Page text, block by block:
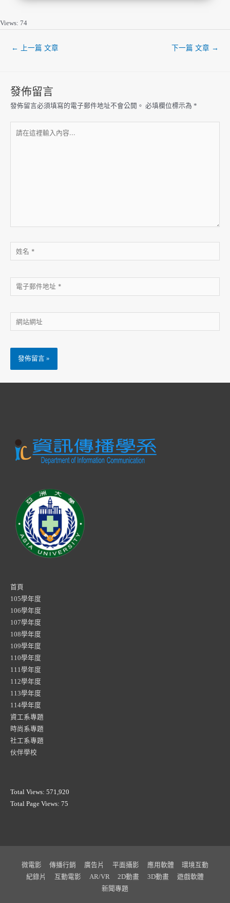
Views: 74
← 上一篇 文章 下一篇 文章 →
發佈留言
發佈留言必須填寫的電子郵件地址不會公開。 必填欄位標示為 *
首頁
105學年度
106學年度
107學年度
108學年度
109學年度
110學年度
111學年度
112學年度
113學年度
114學年度
資工系專題
時尚系專題
社工系專題
伙伴學校
Total Views: 571,920
Total Page Views: 75
微電影 傳播行銷 廣告片 平面攝影 應用軟體
環境互動
紀錄片
互動電影 AR/VR 2D動畫 3D動畫
遊戲軟體
新聞專題